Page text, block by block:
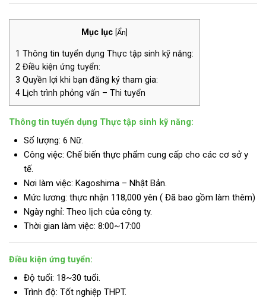
Mục lục [Ẩn]
1 Thông tin tuyển dụng Thực tập sinh kỹ năng:
2 Điều kiện ứng tuyển:
3 Quyền lợi khi bạn đăng ký tham gia:
4 Lịch trình phỏng vấn – Thi tuyển
Thông tin tuyển dụng Thực tập sinh kỹ năng:
Số lượng: 6 Nữ.
Công việc: Chế biến thực phẩm cung cấp cho các cơ sở y
tế.
Nơi làm việc: Kagoshima – Nhật Bản.
Mức lương: thực nhận 118,000 yên ( Đã bao gồm làm thêm)
Ngày nghỉ: Theo lịch của công ty.
Thời gian làm việc: 8:00~17:00
Điều kiện ứng tuyển:
Độ tuổi: 18~30 tuổi.
Trình độ: Tốt nghiệp THPT.